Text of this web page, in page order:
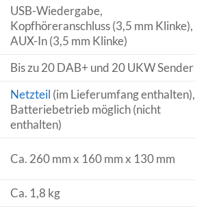
USB-Wiedergabe,
Kopfhöreranschluss (3,5 mm Klinke),
AUX-In (3,5 mm Klinke)
Bis zu 20 DAB+ und 20 UKW Sender
Netzteil (im Lieferumfang enthalten),
Batteriebetrieb möglich (nicht
enthalten)
Ca. 260 mm x 160 mm x 130 mm
Ca. 1,8 kg